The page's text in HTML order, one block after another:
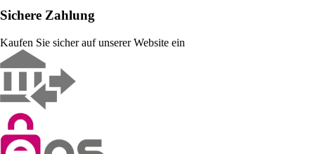
Sichere Zahlung
Kaufen Sie sicher auf unserer Website ein